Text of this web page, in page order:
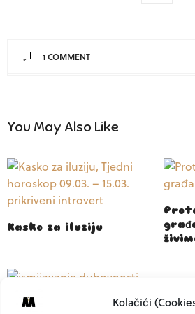
Kolačići
1 COMMENT
You May Also Like
Kasko za iluziju
Zašto najviše